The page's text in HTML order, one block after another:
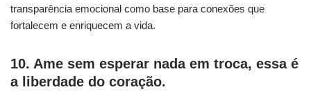
transparência emocional como base para conexões que
fortalecem e enriquecem a vida.
10. Ame sem esperar nada em troca, essa é
a liberdade do coração.